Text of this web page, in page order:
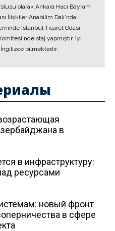
olarak Ankara Hacı Bayram
İlişkiler Anabilim Dalı'nda
İstanbul Ticaret Odası,
staj yapmıştır. İyi
bilmektedir.
в
в инфраструктуру:
ресурсами
новый фронт
в сфере